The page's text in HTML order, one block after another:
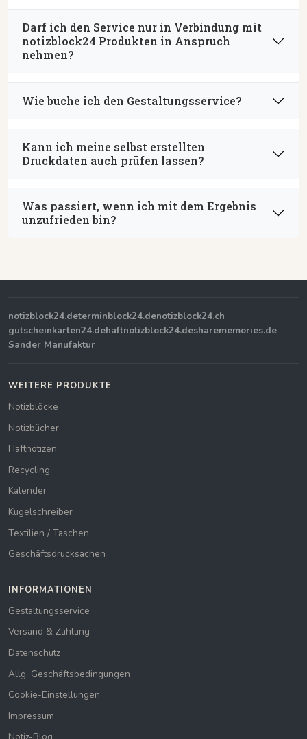
Darf ich den Service nur in Verbindung mit
notizblock24 Produkten in Anspruch
nehmen?
Wie buche ich den Gestaltungsservice?
Kann ich meine selbst erstellten
Druckdaten auch prüfen lassen?
Was passiert, wenn ich mit dem Ergebnis
unzufrieden bin?
notizblock24.determinblock24.denotizblock24.ch
gutscheinkarten24.dehaftnotizblock24.desharememories.de
Sander Manufaktur
WEITERE PRODUKTE
Notizblöcke
Notizbücher
Haftnotizen
Recycling
Kalender
Kugelschreiber
Textilien / Taschen
Geschäftsdrucksachen
INFORMATIONEN
Gestaltungsservice
Versand & Zahlung
Datenschutz
Allg. Geschäftsbedingungen
Cookie-Einstellungen
Impressum